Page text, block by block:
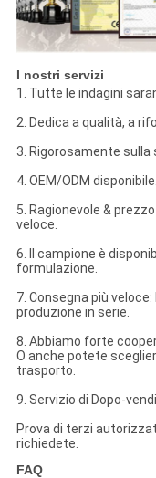
I nostri servizi
1. Tutte le indagini
2. Dedica a qualità, a
3. Rigorosamente sulla
4. OEM/ODM disponibile.
5. Ragionevole &
veloce.
6. Il campione è
formulazione.
7. Consegna più
produzione in serie.
8. Abbiamo forte
O anche potete
trasporto.
9. Servizio di Dopo-
Prova di terzi
richiedete.
FAQ